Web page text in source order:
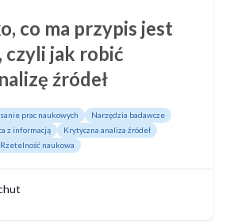
co ma przypis jest
czyli jak robić
źródeł
prac naukowych
Narzędzia badawcze
z informacją
Krytyczna analiza źródeł
Rzetelność naukowa